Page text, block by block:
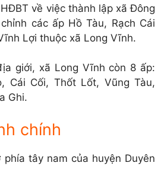
về việc thành lập xã Đông
các ấp Hồ Tàu, Rạch Cái
Lợi thuộc xã Long Vĩnh.
giới, xã Long Vĩnh còn 8 ấp:
Cái Cối, Thốt Lốt, Vũng Tàu,
Ghi.
chính
tây nam của huyện Duyên